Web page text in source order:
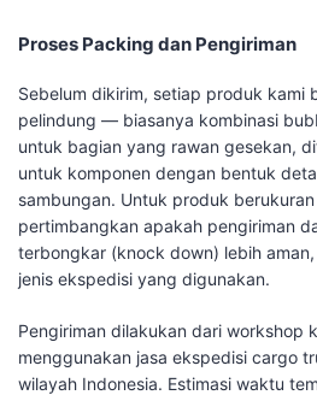
Proses Packing dan Pengiriman
Sebelum dikirim, setiap produk kami
pelindung — biasanya kombinasi
untuk bagian yang rawan gesekan,
untuk komponen dengan bentuk
sambungan. Untuk produk
pertimbangkan apakah pengiriman
terbongkar (knock down) lebih
jenis ekspedisi yang digunakan.
Pengiriman dilakukan dari workshop
menggunakan jasa ekspedisi cargo
wilayah Indonesia. Estimasi waktu